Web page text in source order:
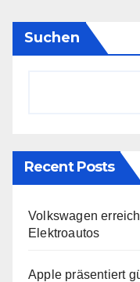
Suchen
Recent Posts
Volkswagen
Elektroautos
Apple präsentiert